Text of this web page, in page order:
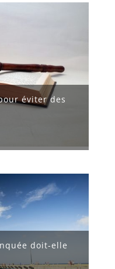
éviter des
doit-elle